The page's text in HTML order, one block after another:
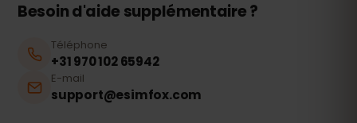
Besoin d'aide supplémentaire ?
Téléphone
+31 970 102 65942
E-mail
support@esimfox.com